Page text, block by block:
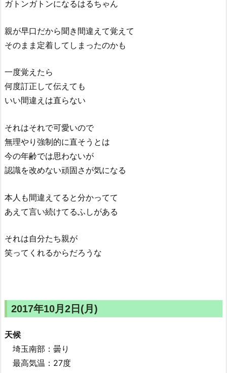
ガトンガトンになるはるちゃん
親が早口だから聞き間違えて覚えて
そのまま定着してしまったのかも
一度覚えたら
何度訂正して伝えても
いい間違えは直らない
それはそれで可愛いので
無理やり強制的に直そうとは
今の年齢では思わないが
認識を改めない頑固さが気になる
本人も間違えてると分かってて
あえて言い続けてるふしがある
それは自分たち親が
笑ってくれるからだろうな
2017年10月2日(月)
天候
埼玉南部：曇り
最高気温：27度